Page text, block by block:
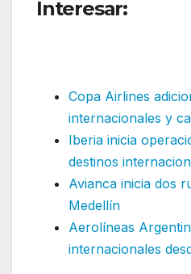
Interesar:
Copa Airlines
internacionales y
Iberia inicia
destinos
Avianca inicia dos
Medellín
Aerolíneas
internacionales